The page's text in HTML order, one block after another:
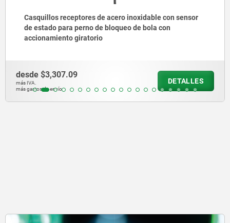
Casquillos receptores de acero inoxidable con sensor
de estado para perno de bloqueo de bola con
accionamiento giratorio
desde $3,307.09
más IVA.
más gastos de envío
DETALLES